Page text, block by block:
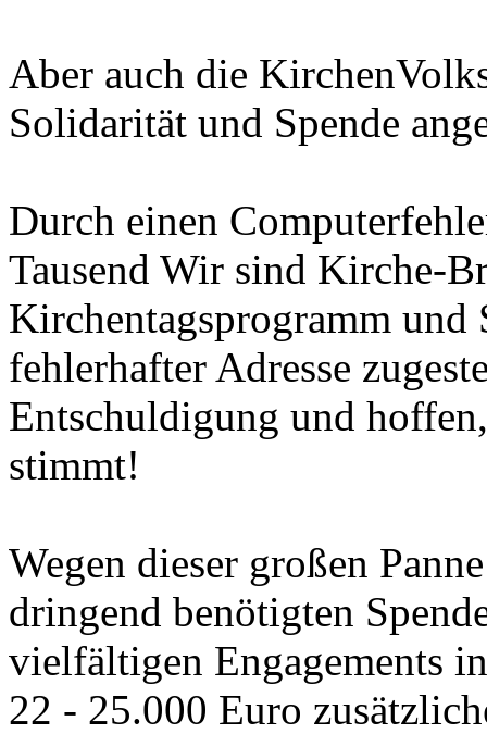
Aber auch die
Solidarität und Spende
Durch einen
Tausend Wir sind Kirche-
Kirchentagsprogramm
fehlerhafter Adresse
Entschuldigung und
stimmt!
Wegen dieser großen
dringend benötigten
vielfältigen Engagements
22 - 25.000 Euro